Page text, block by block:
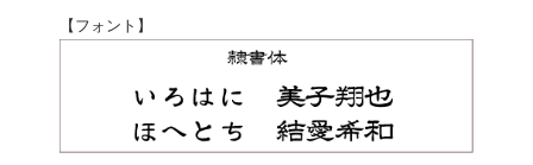
【フォント】